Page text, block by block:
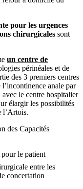
pour les urgences
chirurgicales sont
un centre de
périnéales et de
des 3 premiers centres
anale par
le centre hospitalier
élargir les possibilités
l’Artois.
des Capacités
le patient
entre les
concertation